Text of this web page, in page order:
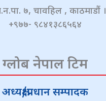
७, चावहिल , काठमाडौं ।
+९७७- ९८४१३८६५६४
ग्लोब नेपाल टिम
अध्यक्ष/प्रधान सम्पादक